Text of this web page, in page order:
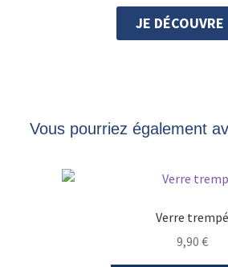
JE DÉCOUVRE
Vous pourriez également
Verre trempé
9,90 €